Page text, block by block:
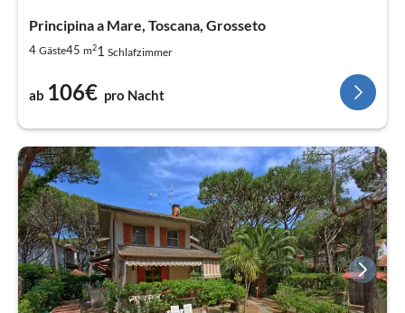
Principina a Mare, Toscana, Grosseto
4 Gäste45 m21 Schlafzimmer
ab 106€ pro Nacht